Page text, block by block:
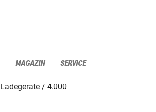
MAGAZIN SERVICE
Ladegeräte
4.000